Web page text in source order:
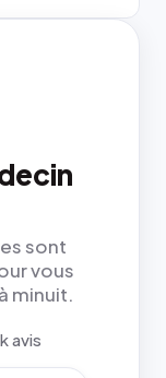
sont
vous
minuit.
avis